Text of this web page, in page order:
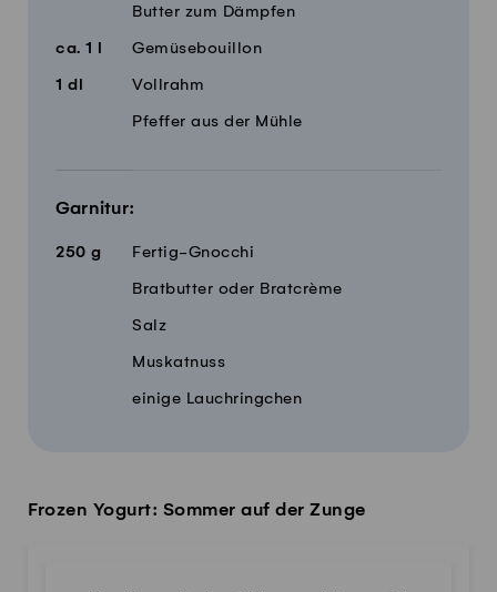
Butter zum Dämpfen
ca. 1 l Gemüsebouillon
1 dl Vollrahm
Pfeffer aus der Mühle
Garnitur:
250 g Fertig-Gnocchi
Bratbutter oder Bratcrème
Salz
Muskatnuss
einige Lauchringchen
Frozen Yogurt: Sommer auf der Zunge